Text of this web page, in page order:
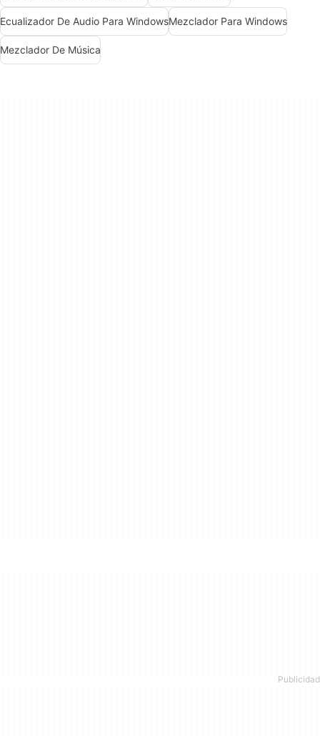
Ecualizador De Audio Para WindowsMezclador Para Windows
Mezclador De Música